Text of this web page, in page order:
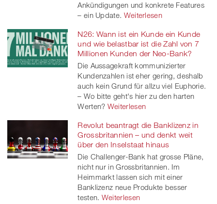
Ankündigungen und konkrete Features
– ein Update. Weiterlesen
N26: Wann ist ein Kunde ein Kunde
und wie belastbar ist die Zahl von 7
Millionen Kunden der Neo-Bank?
Die Aussagekraft kommunizierter
Kundenzahlen ist eher gering, deshalb
auch kein Grund für allzu viel Euphorie.
– Wo bitte geht's hier zu den harten
Werten? Weiterlesen
Revolut beantragt die Banklizenz in
Grossbritannien – und denkt weit
über den Inselstaat hinaus
Die Challenger-Bank hat grosse Pläne,
nicht nur in Grossbritannien. Im
Heimmarkt lassen sich mit einer
Banklizenz neue Produkte besser
testen. Weiterlesen